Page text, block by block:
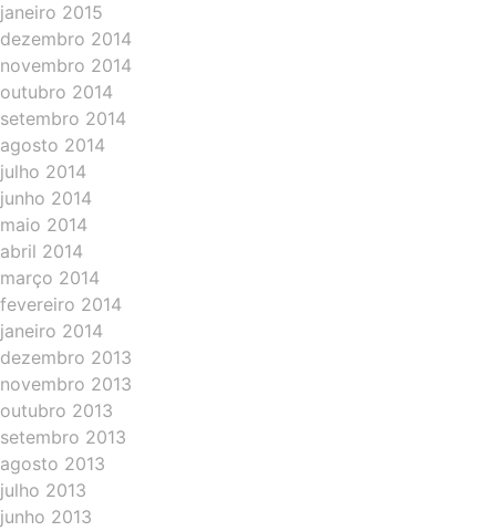
janeiro 2015
dezembro 2014
novembro 2014
outubro 2014
setembro 2014
agosto 2014
julho 2014
junho 2014
maio 2014
abril 2014
março 2014
fevereiro 2014
janeiro 2014
dezembro 2013
novembro 2013
outubro 2013
setembro 2013
agosto 2013
julho 2013
junho 2013